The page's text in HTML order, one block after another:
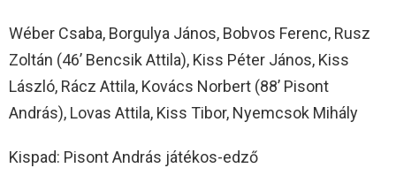
Wéber Csaba, Borgulya János, Bobvos Ferenc, Rusz
Zoltán (46’ Bencsik Attila), Kiss Péter János, Kiss
László, Rácz Attila, Kovács Norbert (88’ Pisont
András), Lovas Attila, Kiss Tibor, Nyemcsok Mihály
Kispad: Pisont András játékos-edző